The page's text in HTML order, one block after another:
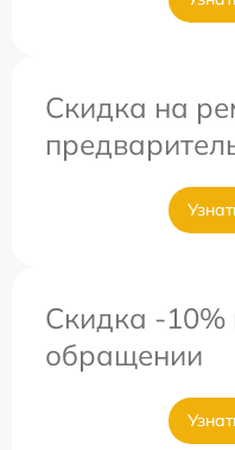
Скидка на
Скидка -10%
обращении